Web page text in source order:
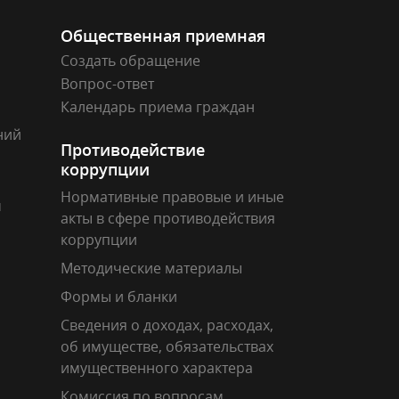
Общественная приемная
Создать обращение
Вопрос-ответ
Календарь приема граждан
Противодействие
коррупции
Нормативные правовые и иные
акты в сфере противодействия
коррупции
Методические материалы
Формы и бланки
Сведения о доходах, расходах,
об имуществе, обязательствах
имущественного характера